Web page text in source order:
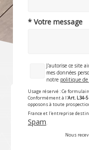
* Votre message
J'autorise ce site
mes données
notre politique de
Usage réservé : Ce
Conformément à l'Art. L34-5
opposons à toute
France et l'entreprise
Spam.
Nous